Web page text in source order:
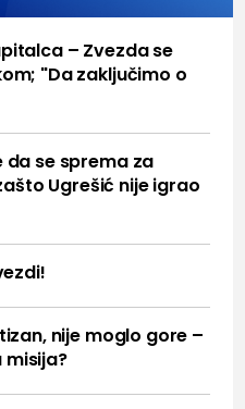
– Zvezda se
"Da zaključimo o
da se sprema za
Ugrešić nije igrao
nije moglo gore –
misija?